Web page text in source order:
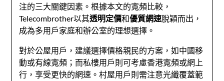
注的三大關鍵因素。根據本文的寬頻比較，
Telecombrother以其透明定價和優質網速脫穎而出，
成為多用戶家庭和辦公室的理想選擇。
對於公屋用戶，建議選擇價格親民的方案，如中國移
動或有線寬頻；而私樓用戶則可考慮香港寬頻或網上
行，享受更快的網速。村屋用戶則需注意光纖覆蓋範